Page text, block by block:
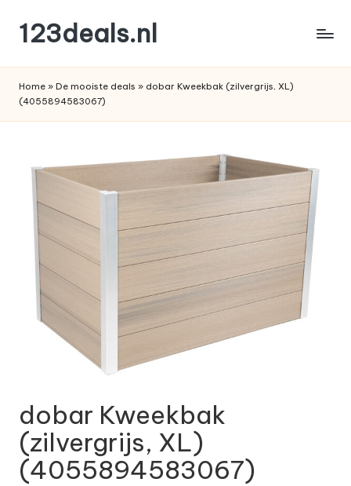
de
inhoud
123deals.nl
deals
Home » De mooiste deals » dobar Kweekbak (zilvergrijs, XL)
(4055894583067)
dobar Kweekbak
(zilvergrijs, XL)
(4055894583067)